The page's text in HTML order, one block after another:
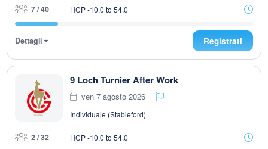
7 / 40 HCP -10,0 to 54,0
Dettagli Registrati
9 Loch Turnier After Work
ven 7 agosto 2026
Individuale (Stableford)
2 / 32 HCP -10,0 to 54,0